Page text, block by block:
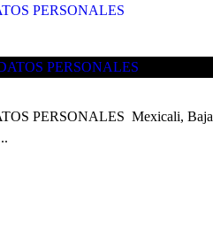
PERSONALES
PERSONALES Mexicali, Baja